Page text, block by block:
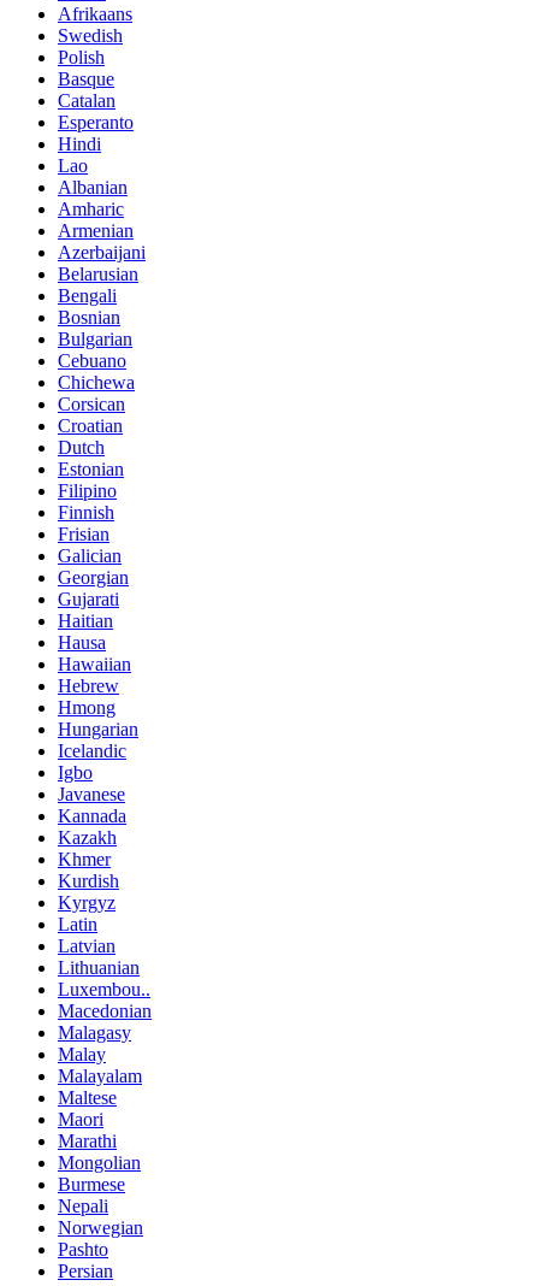
Afrikaans
Swedish
Polish
Basque
Catalan
Esperanto
Hindi
Lao
Albanian
Amharic
Armenian
Azerbaijani
Belarusian
Bengali
Bosnian
Bulgarian
Cebuano
Chichewa
Corsican
Croatian
Dutch
Estonian
Filipino
Finnish
Frisian
Galician
Georgian
Gujarati
Haitian
Hausa
Hawaiian
Hebrew
Hmong
Hungarian
Icelandic
Igbo
Javanese
Kannada
Kazakh
Khmer
Kurdish
Kyrgyz
Latin
Latvian
Lithuanian
Luxembou..
Macedonian
Malagasy
Malay
Malayalam
Maltese
Maori
Marathi
Mongolian
Burmese
Nepali
Norwegian
Pashto
Persian